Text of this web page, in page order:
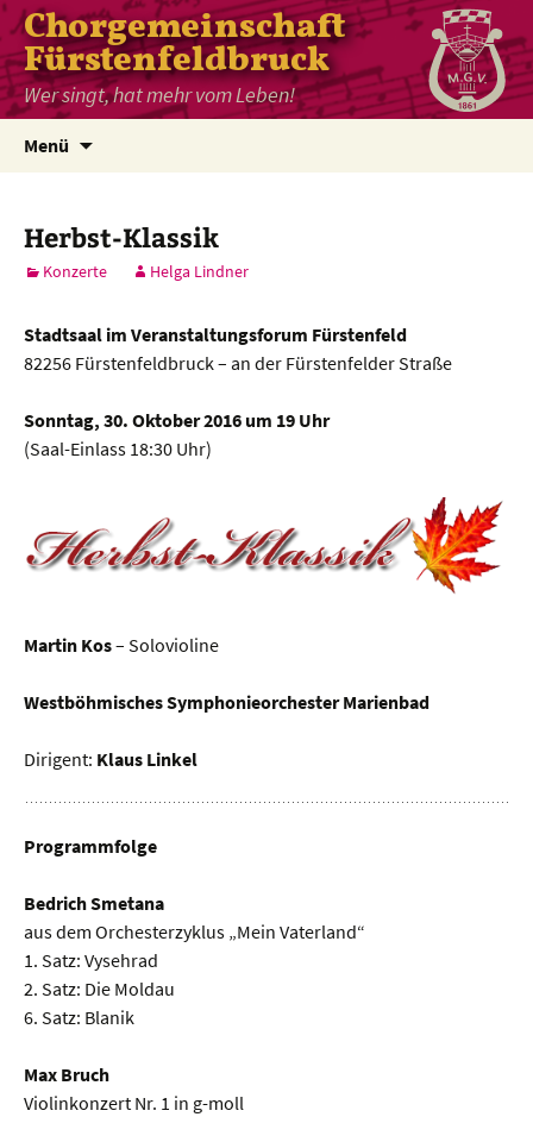
Chorgemeinschaft
Fürstenfeldbruck
Wer singt, hat mehr vom Leben!
Menü
Herbst-Klassik
Konzerte Helga Lindner
Stadtsaal im Veranstaltungsforum Fürstenfeld
82256 Fürstenfeldbruck – an der Fürstenfelder Straße
Sonntag, 30. Oktober 2016 um 19 Uhr
(Saal-Einlass 18:30 Uhr)
Martin Kos– Solovioline
Westböhmisches Symphonieorchester Marienbad
Dirigent: Klaus Linkel
Programmfolge
Bedrich Smetana
aus dem Orchesterzyklus „Mein Vaterland“
1. Satz: Vysehrad
2. Satz: Die Moldau
6. Satz: Blanik
Max Bruch
Violinkonzert Nr. 1 in g-moll